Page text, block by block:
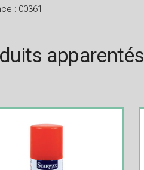
: 00361
apparentés